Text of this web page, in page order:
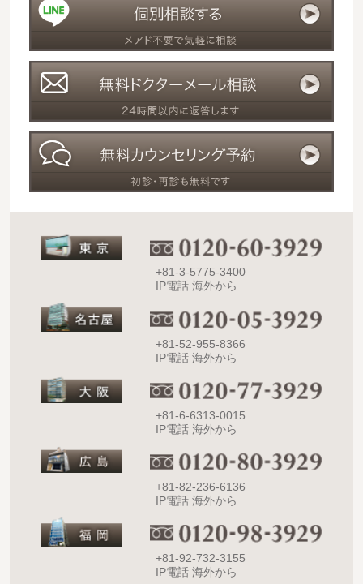
+81-3-5775-3400
IP電話 海外から
+81-52-955-8366
IP電話 海外から
+81-6-6313-0015
IP電話 海外から
+81-82-236-6136
IP電話 海外から
+81-92-732-3155
IP電話 海外から